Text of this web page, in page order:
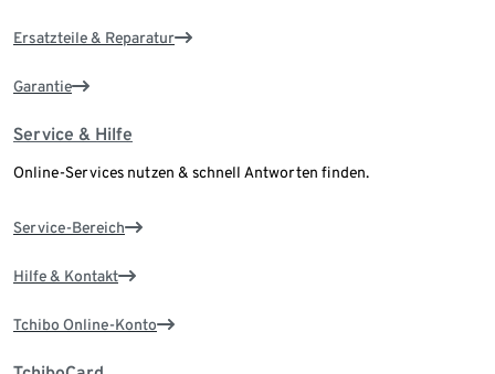
Ersatzteile & Reparatur
Garantie
Service & Hilfe
Online-Services nutzen & schnell Antworten finden.
Service-Bereich
Hilfe & Kontakt
Tchibo Online-Konto